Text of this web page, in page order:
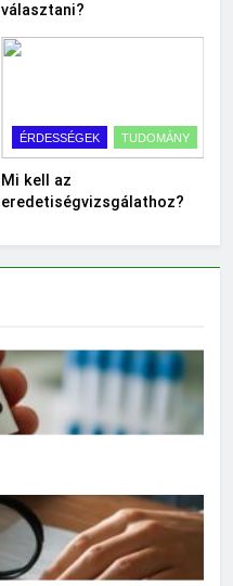
választani?
ÉRDESSÉGEK TUDOMÁNY
Mi kell az
eredetiségvizsgálathoz?